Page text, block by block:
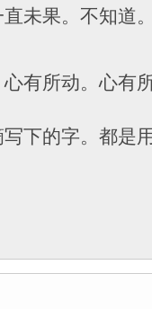
未果。不知道
有所动。心有
下的字。都是